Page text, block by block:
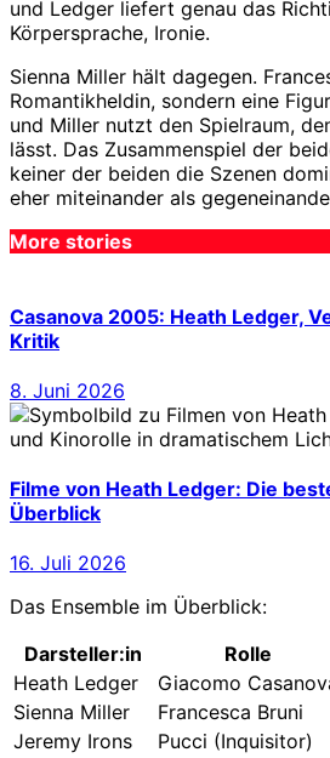
und Ledger liefert genau das
Körpersprache, Ironie.
Sienna Miller hält dagegen.
Romantikheldin, sondern eine
und Miller nutzt den Spielraum,
lässt. Das Zusammenspiel der
keiner der beiden die Szenen
eher miteinander als
More stories
Casanova 2005: Heath Ledger,
Kritik
8. Juni 2026
Filme von Heath Ledger: Die
Überblick
16. Juli 2026
Das Ensemble im Überblick:
Darsteller:in
Rolle
Heath Ledger
Giacomo
Sienna Miller
Francesca Bruni
Jeremy Irons
Pucci (Inquisitor)